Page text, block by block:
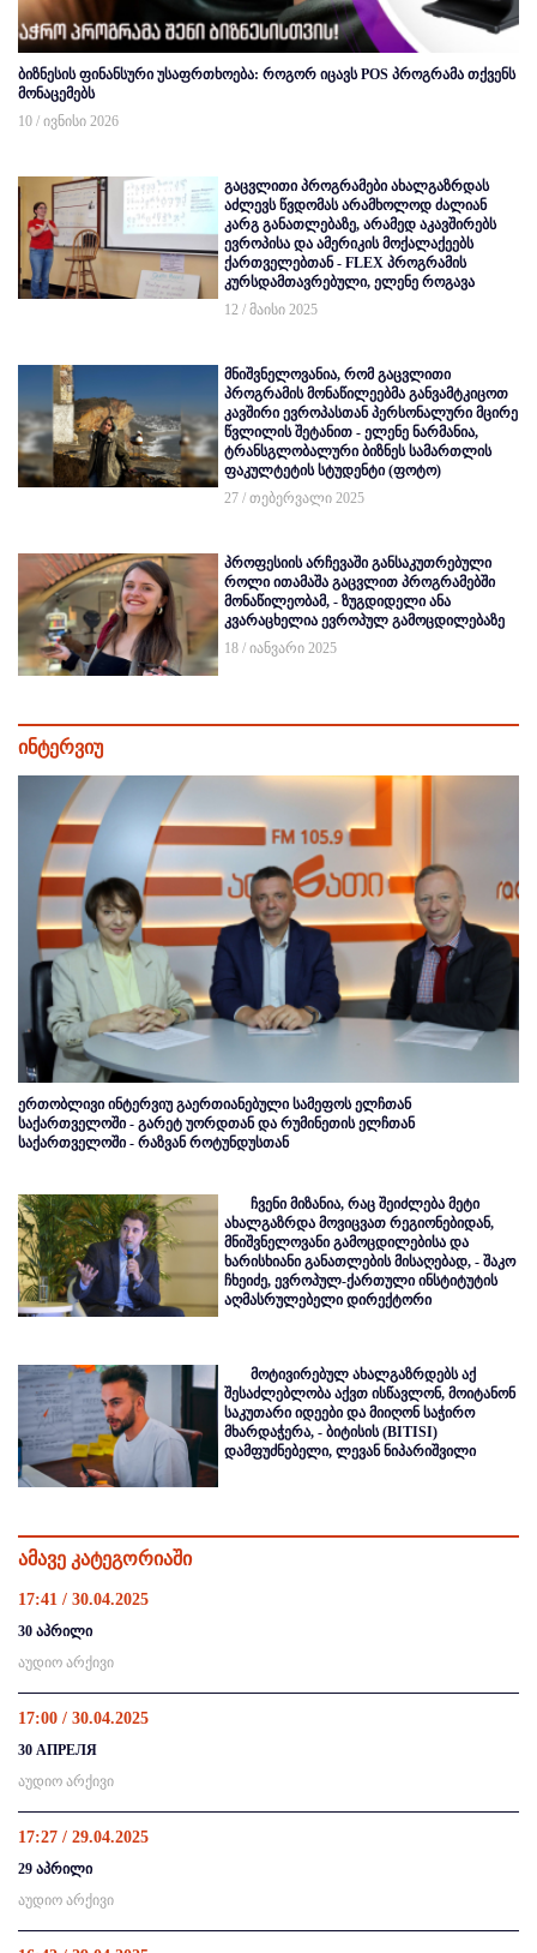
ბიზნესის ფინანსური უსაფრთხოება: როგორ იცავს POS პროგრამა თქვენს
მონაცემებს
10 / ივნისი 2026
გაცვლითი პროგრამები ახალგაზრდას
აძლევს წვდომას არამხოლოდ ძალიან
კარგ განათლებაზე, არამედ აკავშირებს
ევროპისა და ამერიკის მოქალაქეებს
ქართველებთან - FLEX პროგრამის
კურსდამთავრებული, ელენე როგავა
12 / მაისი 2025
მნიშვნელოვანია, რომ გაცვლითი
პროგრამის მონაწილეებმა განვამტკიცოთ
კავშირი ევროპასთან პერსონალური მცირე
წვლილის შეტანით - ელენე ნარმანია,
ტრანსგლობალური ბიზნეს სამართლის
ფაკულტეტის სტუდენტი (ფოტო)
27 / თებერვალი 2025
პროფესიის არჩევაში განსაკუთრებული
როლი ითამაშა გაცვლით პროგრამებში
მონაწილეობამ, - ზუგდიდელი ანა
კვარაცხელია ევროპულ გამოცდილებაზე
18 / იანვარი 2025
ინტერვიუ
ერთობლივი ინტერვიუ გაერთიანებული სამეფოს ელჩთან
საქართველოში - გარეტ უორდთან და რუმინეთის ელჩთან
საქართველოში - რაზვან როტუნდუსთან
ჩვენი მიზანია, რაც შეიძლება მეტი
ახალგაზრდა მოვიცვათ რეგიონებიდან,
მნიშვნელოვანი გამოცდილებისა და
ხარისხიანი განათლების მისაღებად, - შაკო
ჩხეიძე, ევროპულ-ქართული ინსტიტუტის
აღმასრულებელი დირექტორი
მოტივირებულ ახალგაზრდებს აქ
შესაძლებლობა აქვთ ისწავლონ, მოიტანონ
საკუთარი იდეები და მიიღონ საჭირო
მხარდაჭერა, - ბიტისის (BITISI)
დამფუძნებელი, ლევან ნიპარიშვილი
ამავე კატეგორიაში
17:41 / 30.04.2025
30 აპრილი
აუდიო არქივი
17:00 / 30.04.2025
30 АПРЕЛЯ
აუდიო არქივი
17:27 / 29.04.2025
29 აპრილი
აუდიო არქივი